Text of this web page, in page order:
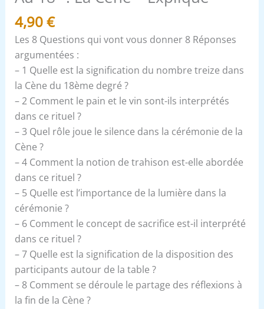
4,90€
Les 8 Questions qui vont vous donner 8 Réponses
argumentées :
– 1 Quelle est la signification du nombre treize dans
la Cène du 18ème degré ?
– 2 Comment le pain et le vin sont-ils interprétés
dans ce rituel ?
– 3 Quel rôle joue le silence dans la cérémonie de la
Cène ?
– 4 Comment la notion de trahison est-elle abordée
dans ce rituel ?
– 5 Quelle est l’importance de la lumière dans la
cérémonie ?
– 6 Comment le concept de sacrifice est-il interprété
dans ce rituel ?
– 7 Quelle est la signification de la disposition des
participants autour de la table ?
– 8 Comment se déroule le partage des réflexions à
la fin de la Cène ?